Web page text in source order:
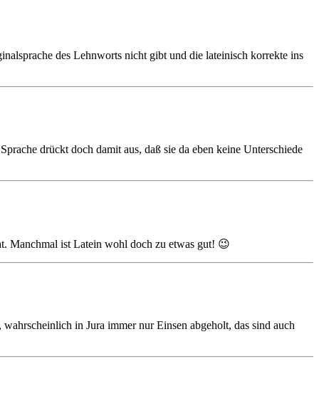
des Lehnworts nicht gibt und die lateinisch korrekte ins
drückt doch damit aus, daß sie da eben keine Unterschiede
Manchmal ist Latein wohl doch zu etwas gut! 😉
in Jura immer nur Einsen abgeholt, das sind auch